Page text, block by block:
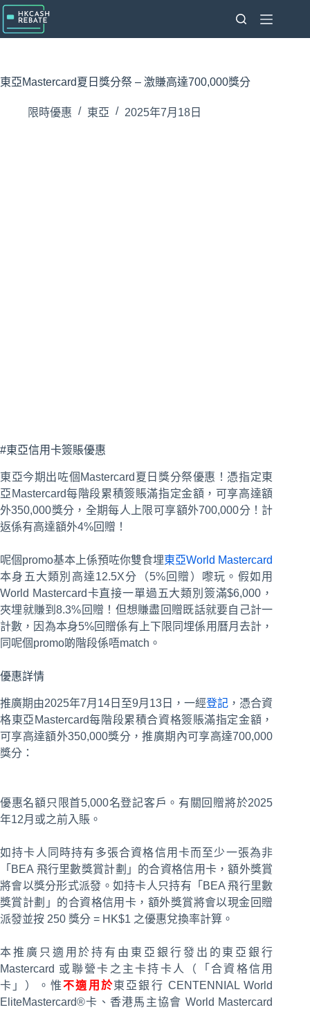
跳
至
主
內
東亞Mastercard夏日獎分祭 – 激賺高達700,000獎分
限時優惠 東亞 2025年7月18日
#東亞信用卡簽賬優惠
東亞今期出咗個Mastercard夏日獎分祭優惠！憑指定東
亞Mastercard每階段累積簽賬滿指定金額，可享高達額
外350,000獎分，全期每人上限可享額外700,000分！計
返係有高達額外4%回贈！
呢個promo基本上係預咗你雙食埋東亞World Mastercard
本身五大類別高達12.5X分（5%回贈）嚟玩。假如用
World Mastercard卡直接一單過五大類別簽滿$6,000，
夾埋就賺到8.3%回贈！但想賺盡回贈既話就要自己計一
計數，因為本身5%回贈係有上下限同埋係用曆月去計，
同呢個promo啲階段係唔match。
優惠詳情
推廣期由2025年7月14日至9月13日，一經登記 ，憑合資
格東亞Mastercard每階段累積合資格簽賬滿指定金額，
可享高達額外350,000獎分，推廣期內可享高達700,000
獎分：
優惠名額只限首5,000名登記客戶。有關回贈將於2025
年12月或之前入賬。
如持卡人同時持有多張合資格信用卡而至少一張為非
「BEA 飛行里數獎賞計劃」的合資格信用卡，額外獎賞
將會以獎分形式派發。如持卡人只持有「BEA 飛行里數
獎賞計劃」的合資格信用卡，額外獎賞將會以現金回贈
派發並按 250 獎分 = HK$1 之優惠兌換率計算。
本推廣只適用於持有由東亞銀行發出的東亞銀行
Mastercard 或聯營卡之主卡持卡人（「合資格信用
卡」）。惟不適用於東亞銀行 CENTENNIAL World
EliteMastercard®卡、香港馬主協會 World Mastercard